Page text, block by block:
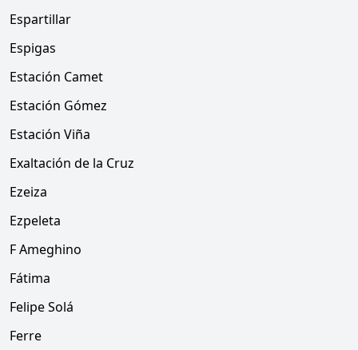
Espartillar
Espigas
Estación Camet
Estación Gómez
Estación Viña
Exaltación de la Cruz
Ezeiza
Ezpeleta
F Ameghino
Fátima
Felipe Solá
Ferre